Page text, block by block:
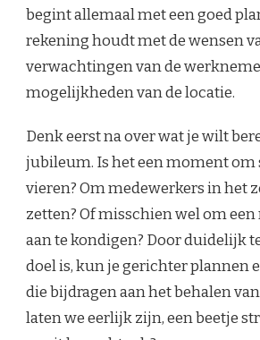
begint allemaal met een goed
rekening houdt met de wensen
verwachtingen van de
mogelijkheden van de locatie.
Denk eerst na over wat je wilt
jubileum. Is het een moment om
vieren? Om medewerkers in het
zetten? Of misschien wel om
aan te kondigen? Door duidelijk
doel is, kun je gerichter plannen
die bijdragen aan het behalen
laten we eerlijk zijn, een beetje